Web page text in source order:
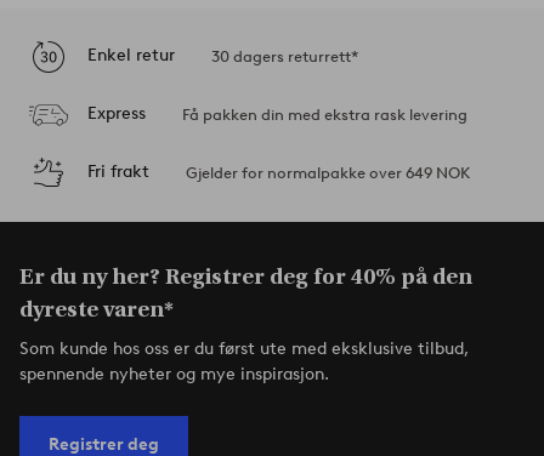
Enkel retur 30 dagers returrett*
Express Få pakken din med ekstra rask levering
Fri frakt Gjelder for normalpakke over 649 NOK
Er du ny her? Registrer deg for 40% på den
dyreste varen*
Som kunde hos oss er du først ute med eksklusive tilbud,
spennende nyheter og mye inspirasjon.
Registrer deg